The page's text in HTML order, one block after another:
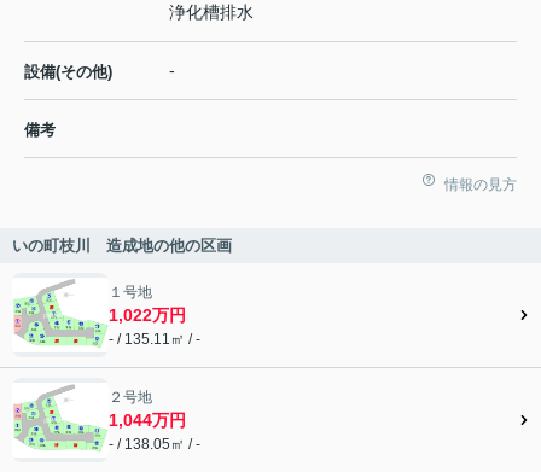
浄化槽排水
設備(その他) -
備考
情報の見方
いの町枝川 造成地の他の区画
１号地
1,022万円
- / 135.11㎡ / -
２号地
1,044万円
- / 138.05㎡ / -